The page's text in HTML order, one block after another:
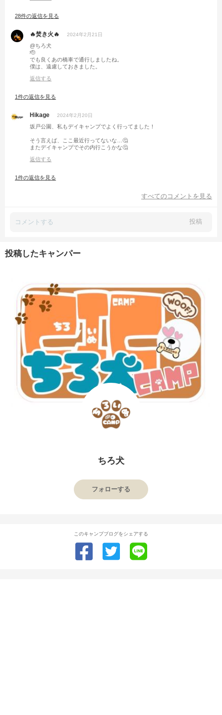
28件の返信を見る
🔥焚き火🔥 2024年2月21日
@ちろ犬
🫡
でも良くあの橋車で通行しましたね。
僕は、遠慮しておきました。
返信する
1件の返信を見る
Hikage 2024年2月20日
坂戸公園、私もデイキャンプでよく行ってました！
そう言えば、ここ最近行ってないな…🤔
またデイキャンプでその内行こうかな🤔
返信する
1件の返信を見る
すべてのコメントを見る
投稿
投稿したキャンパー
ちろ犬
フォローする
このキャンプブログをシェアする